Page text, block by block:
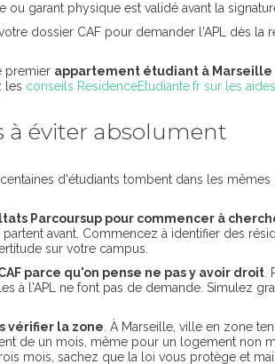
ou garant physique est validé avant la
dossier CAF pour demander l'APL dès la
premier appartement étudiant à Marseille
les conseils ResidenceEtudiante.fr sur les
à éviter absolument
d'étudiants tombent dans les mêmes
Parcoursup pour commencer à
avant. Commencez à identifier des
sur votre campus.
parce qu'on pense ne pas y avoir droit.
à l'APL ne font pas de demande. Simulez
vérifier la zone. À Marseille, ville en zone
de un mois, même pour un logement non
mois, sachez que la loi vous protège et